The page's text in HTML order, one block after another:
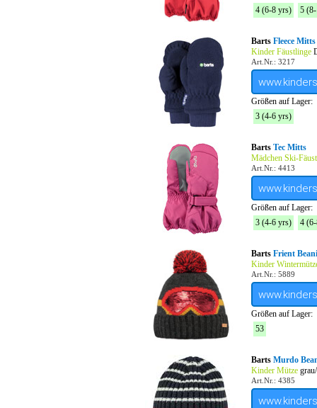
4 (6-8 yrs) 5
Barts Fleece
Kinder Fäustlinge
Art.Nr.: 3217
Größen auf Lager:
3 (4-6 yrs)
Barts Tec Mitts
Mädchen Ski-
Art.Nr.: 4413
Größen auf Lager:
3 (4-6 yrs)
4
Barts Frient
Kinder
Art.Nr.: 5889
Größen auf Lager:
53
Barts Murdo
Kinder Mütze
Art.Nr.: 4385